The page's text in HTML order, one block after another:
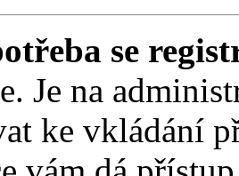
se
Je na
ke vkládání